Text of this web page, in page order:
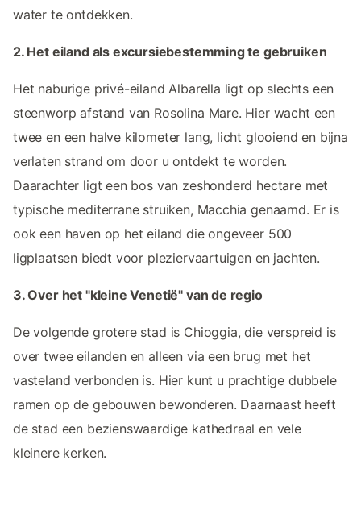
water te ontdekken.
2. Het eiland als excursiebestemming te gebruiken
Het naburige privé-eiland Albarella ligt op slechts een
steenworp afstand van Rosolina Mare. Hier wacht een
twee en een halve kilometer lang, licht glooiend en bijna
verlaten strand om door u ontdekt te worden.
Daarachter ligt een bos van zeshonderd hectare met
typische mediterrane struiken, Macchia genaamd. Er is
ook een haven op het eiland die ongeveer 500
ligplaatsen biedt voor pleziervaartuigen en jachten.
3. Over het "kleine Venetië" van de regio
De volgende grotere stad is Chioggia, die verspreid is
over twee eilanden en alleen via een brug met het
vasteland verbonden is. Hier kunt u prachtige dubbele
ramen op de gebouwen bewonderen. Daarnaast heeft
de stad een bezienswaardige kathedraal en vele
kleinere kerken.